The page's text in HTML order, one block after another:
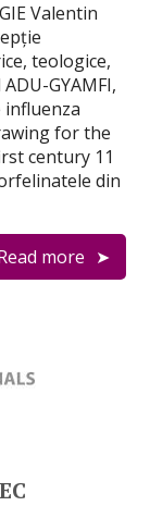
Valentin
teologice,
GYAMFI,
influenza
for the
century 11
din
more